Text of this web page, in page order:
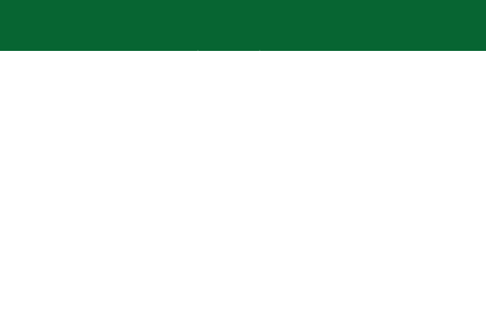
Opti-Ration Betriebs GmbH